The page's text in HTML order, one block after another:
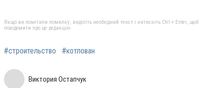
Якщо ви помітили помилку, виділіть необхідний текст і натисніть Ctrl + Enter, щоб
повідомити про це редакцію
#строительство #котлован
Виктория Остапчук